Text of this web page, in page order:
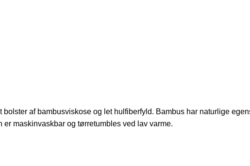
af bambusviskose og let hulfiberfyld. Bambus har naturlige
maskinvaskbar og tørretumbles ved lav varme.